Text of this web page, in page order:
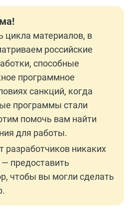
цикла материалов, в
российские
способные
программное
санкций, когда
программы стали
помочь вам найти
для работы.
никаких
предоставить
чтобы вы могли сделать